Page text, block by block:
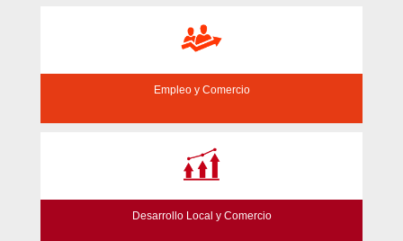
Empleo y Comercio
Desarrollo Local y Comercio